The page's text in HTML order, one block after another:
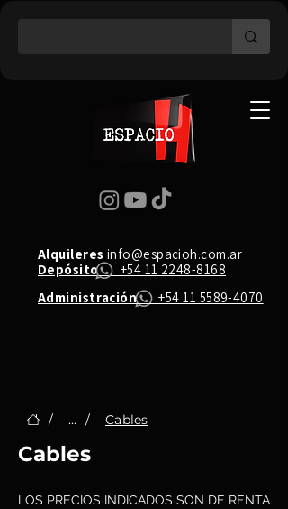
Depósito+54 11 2248-8168
Administración+54 11 5589-4070
Alquileres info@espacioh.com.ar
/ ... / Cables
Cables
LOS PRECIOS INDICADOS SON DE RENTA